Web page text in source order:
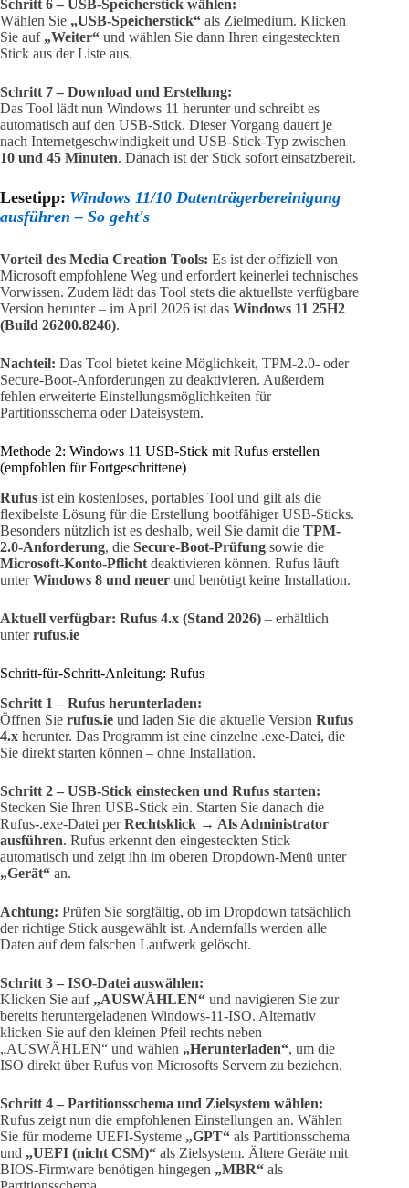
Schritt 6 – USB-Speicherstick wählen:
Wählen Sie „USB-Speicherstick“ als Zielmedium. Klicken
Sie auf „Weiter“ und wählen Sie dann Ihren eingesteckten
Stick aus der Liste aus.
Schritt 7 – Download und Erstellung:
Das Tool lädt nun Windows 11 herunter und schreibt es
automatisch auf den USB-Stick. Dieser Vorgang dauert je
nach Internetgeschwindigkeit und USB-Stick-Typ zwischen
10 und 45 Minuten. Danach ist der Stick sofort einsatzbereit.
Lesetipp: Windows 11/10 Datenträgerbereinigung
ausführen – So geht's
Vorteil des Media Creation Tools: Es ist der offiziell von
Microsoft empfohlene Weg und erfordert keinerlei technisches
Vorwissen. Zudem lädt das Tool stets die aktuellste verfügbare
Version herunter – im April 2026 ist das Windows 11 25H2
(Build 26200.8246).
Nachteil: Das Tool bietet keine Möglichkeit, TPM-2.0- oder
Secure-Boot-Anforderungen zu deaktivieren. Außerdem
fehlen erweiterte Einstellungsmöglichkeiten für
Partitionsschema oder Dateisystem.
Methode 2: Windows 11 USB-Stick mit Rufus erstellen
(empfohlen für Fortgeschrittene)
Rufus ist ein kostenloses, portables Tool und gilt als die
flexibelste Lösung für die Erstellung bootfähiger USB-Sticks.
Besonders nützlich ist es deshalb, weil Sie damit die TPM-
2.0-Anforderung, die Secure-Boot-Prüfung sowie die
Microsoft-Konto-Pflicht deaktivieren können. Rufus läuft
unterWindows 8 und neuer und benötigt keine Installation.
Aktuell verfügbar: Rufus 4.x (Stand 2026) – erhältlich
unterrufus.ie
Schritt-für-Schritt-Anleitung: Rufus
Schritt 1 – Rufus herunterladen:
Öffnen Sie rufus.ie und laden Sie die aktuelle Version Rufus
4.x herunter. Das Programm ist eine einzelne .exe-Datei, die
Sie direkt starten können – ohne Installation.
Schritt 2 – USB-Stick einstecken und Rufus starten:
Stecken Sie Ihren USB-Stick ein. Starten Sie danach die
Rufus-.exe-Datei perRechtsklick → Als Administrator
ausführen. Rufus erkennt den eingesteckten Stick
automatisch und zeigt ihn im oberen Dropdown-Menü unter
„Gerät“ an.
Achtung: Prüfen Sie sorgfältig, ob im Dropdown tatsächlich
der richtige Stick ausgewählt ist. Andernfalls werden alle
Daten auf dem falschen Laufwerk gelöscht.
Schritt 3 – ISO-Datei auswählen:
Klicken Sie auf „AUSWÄHLEN“ und navigieren Sie zur
bereits heruntergeladenen Windows-11-ISO. Alternativ
klicken Sie auf den kleinen Pfeil rechts neben
„AUSWÄHLEN“ und wählen „Herunterladen“, um die
ISO direkt über Rufus von Microsofts Servern zu beziehen.
Schritt 4 – Partitionsschema und Zielsystem wählen:
Rufus zeigt nun die empfohlenen Einstellungen an. Wählen
Sie für moderne UEFI-Systeme „GPT“ als Partitionsschema
und „UEFI (nicht CSM)“ als Zielsystem. Ältere Geräte mit
BIOS-Firmware benötigen hingegen „MBR“ als